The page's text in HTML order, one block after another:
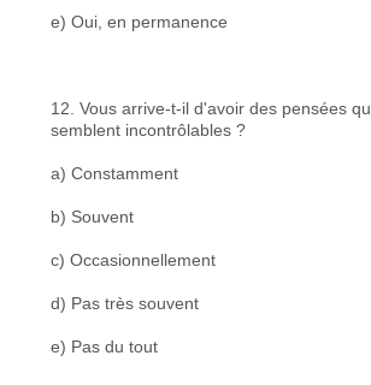
e) Oui, en permanence
12. Vous arrive-t-il d'avoir des pensées
semblent incontrôlables ?
a) Constamment
b) Souvent
c) Occasionnellement
d) Pas très souvent
e) Pas du tout